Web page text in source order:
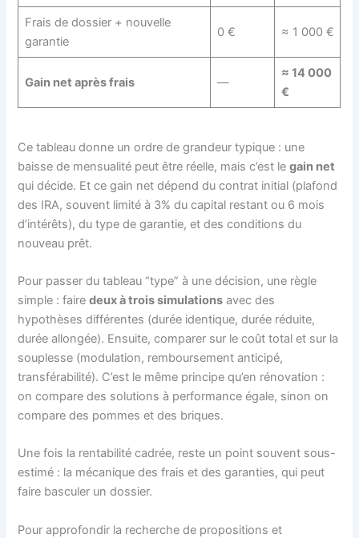
Frais de dossier + nouvelle
garantie
0 € ≈ 1 000 €
Gain net après frais —
≈ 14 000
€
Ce tableau donne un ordre de grandeur typique : une
baisse de mensualité peut être réelle, mais c’est legain net
qui décide. Et ce gain net dépend du contrat initial (plafond
des IRA, souvent limité à 3% du capital restant ou 6 mois
d’intérêts), du type de garantie, et des conditions du
nouveau prêt.
Pour passer du tableau “type” à une décision, une règle
simple : fairedeux à trois simulations avec des
hypothèses différentes (durée identique, durée réduite,
durée allongée). Ensuite, comparer sur le coût total et sur la
souplesse (modulation, remboursement anticipé,
transférabilité). C’est le même principe qu’en rénovation :
on compare des solutions à performance égale, sinon on
compare des pommes et des briques.
Une fois la rentabilité cadrée, reste un point souvent sous-
estimé : la mécanique des frais et des garanties, qui peut
faire basculer un dossier.
Pour approfondir la recherche de propositions et